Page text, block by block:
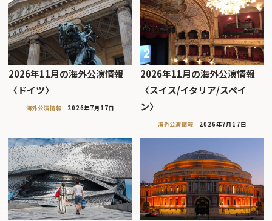
2026年11月の海外公演情報
〈ドイツ〉
海外公演情報 2026年7月17日
2026年11月の海外公演情報
〈スイス/イタリア/スペイ
ン〉
海外公演情報 2026年7月17日